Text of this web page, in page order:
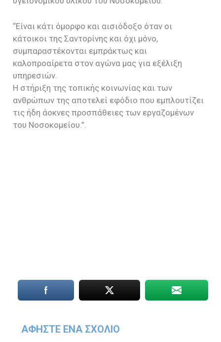
“Είναι κάτι όμορφο και αισιόδοξο όταν οι
κάτοικοι της Σαντορίνης και όχι μόνο,
συμπαραστέκονται εμπράκτως και
καλοπροαίρετα στον αγώνα μας για εξέλιξη
υπηρεσιών.
Η στήριξη της τοπικής κοινωνίας και των
ανθρώπων της αποτελεί εφόδιο που εμπλουτίζει
τις ήδη άοκνες προσπάθειες των εργαζομένων
του Νοσοκομείου.”.
ΑΦΉΣΤΕ ΈΝΑ ΣΧΌΛΙΟ